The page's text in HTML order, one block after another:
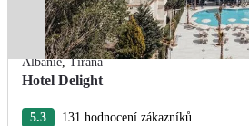
Albánie,Tirana
Hotel Delight
5.3 131 hodnocení zákazníků